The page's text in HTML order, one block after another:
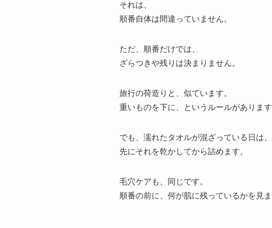
それは、
順番自体は間違っていません。
ただ、順番だけでは、
ざらつきや残りは決まりません。
旅行の荷造りと、似ています。
重いものを下に、というルールがあります
でも、濡れたタオルが混ざっている日は、
先にそれを乾かしてから詰めます。
毛穴ケアも、同じです。
順番の前に、何が肌に残っているかを見ま